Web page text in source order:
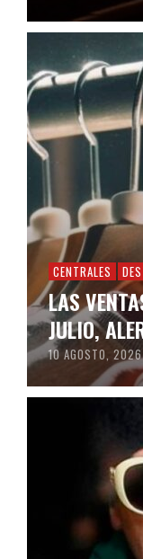
CENTRALES
LAS
JULIO,
10 AGOSTO, 2026